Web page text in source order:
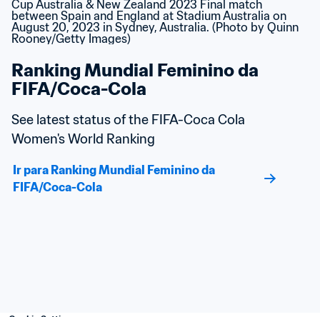
Ranking Mundial Feminino da
FIFA/Coca-Cola
See latest status of the FIFA-Coca Cola
Women's World Ranking
Ir para Ranking Mundial Feminino da
FIFA/Coca-Cola